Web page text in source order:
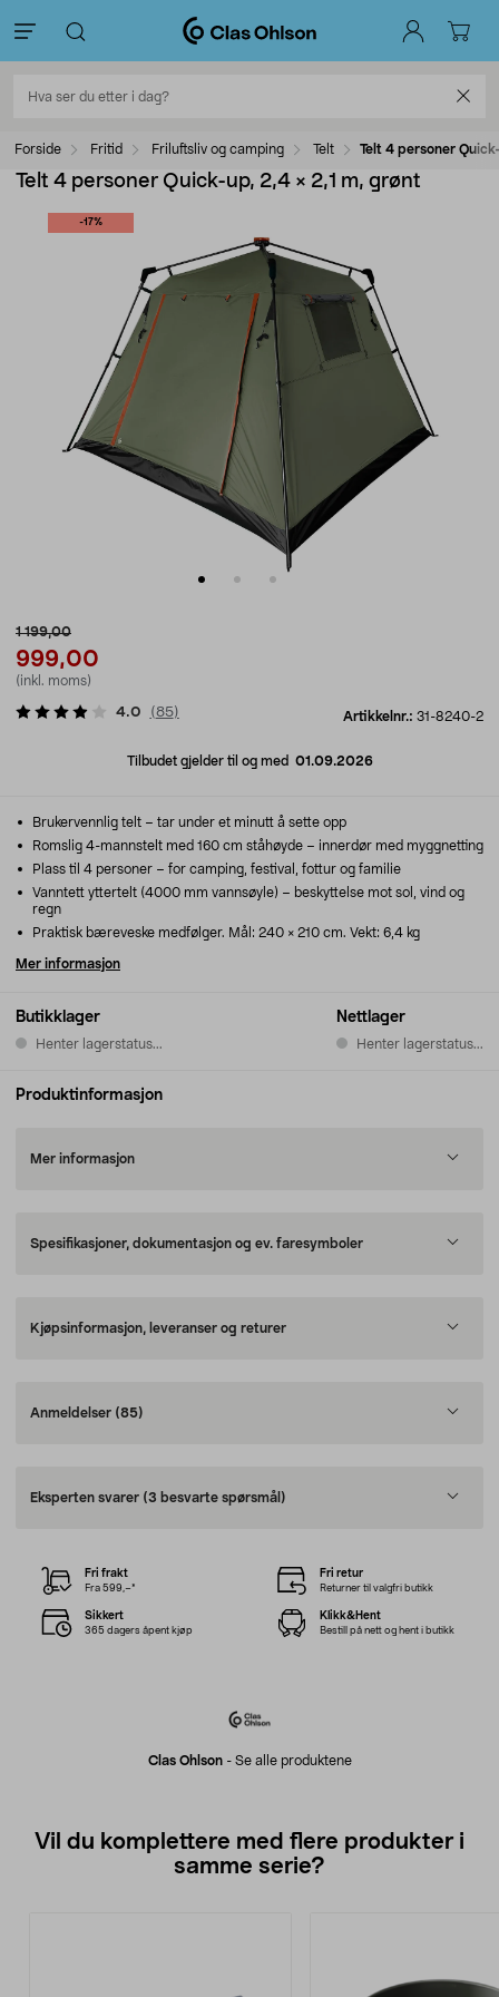
Forside Fritid Friluftsliv og camping Telt Telt 4 personer
Telt 4 personer Quick-up, 2,4 × 2,1 m, grønt
-17%
1 199,00
999,00
(inkl. moms)
Artikkelnr.: 31-8240-2
4.0 (85)
Tilbudet gjelder til og med 01.09.2026
Butikklager
Henter lagerstatus...
Nettlager
Henter lagerstatus...
Brukervennlig telt – tar under et minutt å sette opp
Romslig 4-mannstelt med 160 cm ståhøyde – innerdør med myggnetting
Plass til 4 personer – for camping, festival, fottur og familie
Vanntett yttertelt (4000 mm vannsøyle) – beskyttelse mot sol, vind og
regn
Praktisk bæreveske medfølger. Mål: 240 × 210 cm. Vekt: 6,4 kg
Mer informasjon
Produktinformasjon
Mer informasjon
Spesifikasjoner, dokumentasjon og ev. faresymboler
Kjøpsinformasjon, leveranser og returer
Anmeldelser (85)
Eksperten svarer (3 besvarte spørsmål)
Clas Ohlson- Se alle produktene
Fri frakt
Fra 599,–*
Fri retur
Returner til valgfri butikk
Sikkert
365 dagers åpent kjøp
Klikk&Hent
Bestill på nett og hent i butikk
Vil du komplettere med flere produkter i
samme serie?